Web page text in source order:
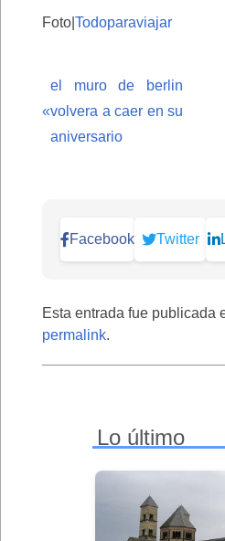
Foto| Todoparaviajar
«
el muro de berlin
volvera a caer en su
aniversario
Facebook Twitter
Esta entrada fue publicada
permalink.
Lo último